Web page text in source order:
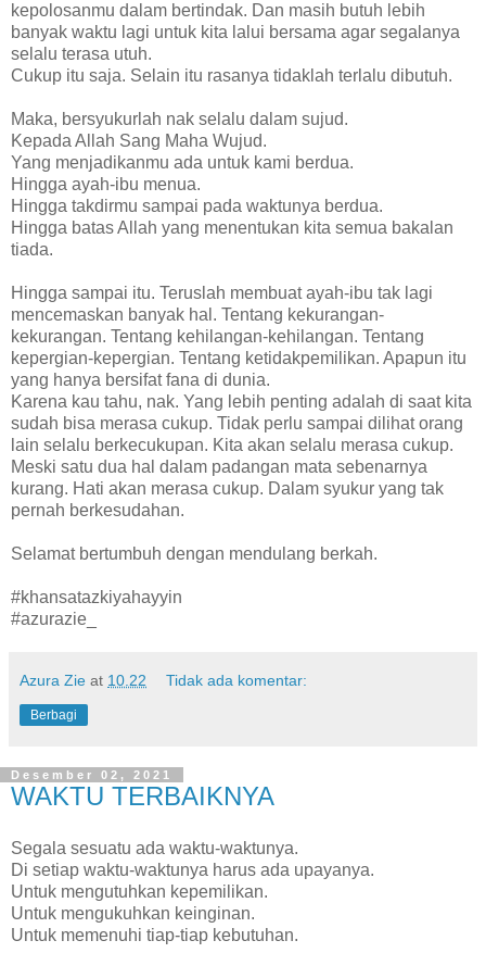
kepolosanmu dalam bertindak. Dan masih butuh lebih
banyak waktu lagi untuk kita lalui bersama agar segalanya
selalu terasa utuh.
Cukup itu saja. Selain itu rasanya tidaklah terlalu dibutuh.
Maka, bersyukurlah nak selalu dalam sujud.
Kepada Allah Sang Maha Wujud.
Yang menjadikanmu ada untuk kami berdua.
Hingga ayah-ibu menua.
Hingga takdirmu sampai pada waktunya berdua.
Hingga batas Allah yang menentukan kita semua bakalan
tiada.
Hingga sampai itu. Teruslah membuat ayah-ibu tak lagi
mencemaskan banyak hal. Tentang kekurangan-
kekurangan. Tentang kehilangan-kehilangan. Tentang
kepergian-kepergian. Tentang ketidakpemilikan. Apapun itu
yang hanya bersifat fana di dunia.
Karena kau tahu, nak. Yang lebih penting adalah di saat kita
sudah bisa merasa cukup. Tidak perlu sampai dilihat orang
lain selalu berkecukupan. Kita akan selalu merasa cukup.
Meski satu dua hal dalam padangan mata sebenarnya
kurang. Hati akan merasa cukup. Dalam syukur yang tak
pernah berkesudahan.
Selamat bertumbuh dengan mendulang berkah.
#khansatazkiyahayyin
#azurazie_
Azura Zie at 10.22 Tidak ada komentar:
Berbagi
Desember 02, 2021
WAKTU TERBAIKNYA
Segala sesuatu ada waktu-waktunya.
Di setiap waktu-waktunya harus ada upayanya.
Untuk mengutuhkan kepemilikan.
Untuk mengukuhkan keinginan.
Untuk memenuhi tiap-tiap kebutuhan.